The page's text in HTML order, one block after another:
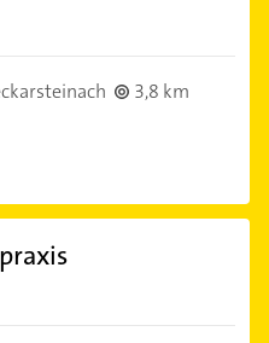
3,8 km